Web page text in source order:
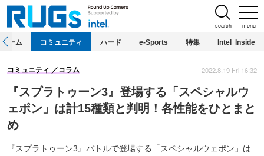
menu
search
ホーム コミュニティ ハード e-Sports 特集 Intel Inside
『スプラトゥーン3』登場する「スペシャルウ
ェポン」は計15種類と判明！各性能をひとまと
め
『スプラトゥーン3』バトルで登場する「スペシャルウェポン」は
コミュニティ コラム 2022.8.19 Fri 16:32